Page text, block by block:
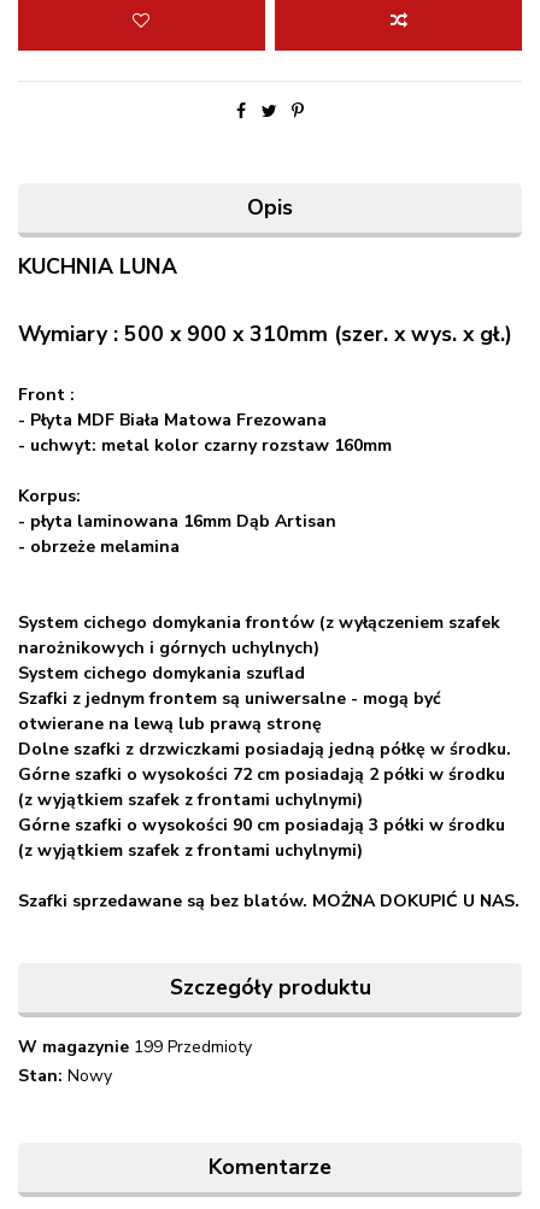
Opis
KUCHNIA LUNA
Wymiary : 500 x 900 x 310mm (szer. x wys. x gł.)
Front :
- Płyta MDF Biała Matowa Frezowana
- uchwyt: metal kolor czarny rozstaw 160mm
Korpus:
- płyta laminowana 16mm Dąb Artisan
- obrzeże melamina
System cichego domykania frontów (z wyłączeniem szafek
narożnikowych i górnych uchylnych)
System cichego domykania szuflad
Szafki z jednym frontem są uniwersalne - mogą być
otwierane na lewą lub prawą stronę
Dolne szafki z drzwiczkami posiadają jedną półkę w środku.
Górne szafki o wysokości 72 cm posiadają 2 półki w środku
(z wyjątkiem szafek z frontami uchylnymi)
Górne szafki o wysokości 90 cm posiadają 3 półki w środku
(z wyjątkiem szafek z frontami uchylnymi)
Szafki sprzedawane są bez blatów. MOŻNA DOKUPIĆ U NAS.
Szczegóły produktu
W magazynie 199 Przedmioty
Stan: Nowy
Komentarze